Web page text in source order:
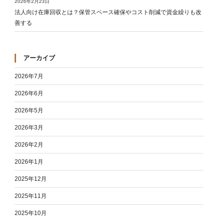
法人向け在庫回収とは？保管スペース確保やコスト削減で資金繰りも改
善する
2026年2月23日
アーカイブ
2026年7月
2026年6月
2026年5月
2026年3月
2026年2月
2026年1月
2025年12月
2025年11月
2025年10月